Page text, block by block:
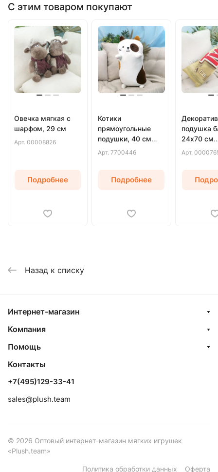
С этим товаром покупают
Овечка мягкая с
шарфом, 29 см
Арт. 00008826
Подробнее
Котики
прямоугольные
подушки, 40 см
(Белый)
Арт. 7700446
Подробнее
подушка
24х70 см
(Бежевый)
Арт.
Назад к списку
Интернет-магазин
Компания
Помощь
Контакты
+7(495)129-33-41
sales@plush.team
© 2026 Оптовый интернет-магазин мягких игрушек
«Plush.team»
Политика обработки данных Оферта